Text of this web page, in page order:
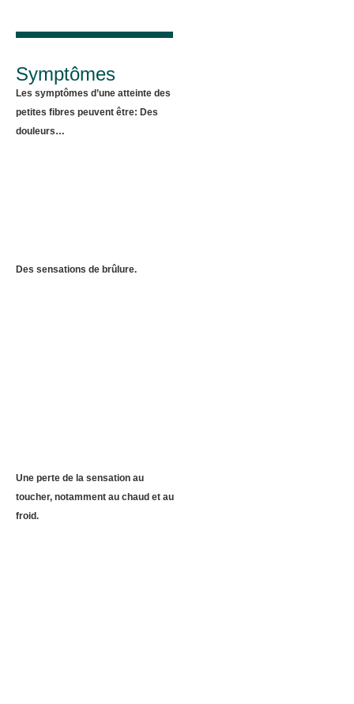
Symptômes
Les symptômes d’une atteinte des
petites fibres peuvent être: Des
douleurs…
Des sensations de brûlure.
Une perte de la sensation au
toucher, notamment au chaud et au
froid.